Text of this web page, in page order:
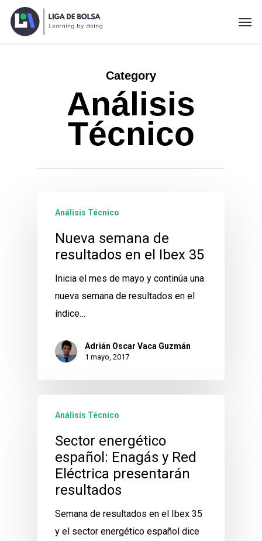
Skip
Category
Análisis
Técnico
Análisis Técnico
Nueva semana de
resultados en el Ibex 35
Inicia el mes de mayo y continúa una
nueva semana de resultados en el
índice…
Adrián Oscar Vaca Guzmán
1 mayo, 2017
Análisis Técnico
Sector energético
español: Enagás y Red
Eléctrica presentarán
resultados
Semana de resultados en el Ibex 35
y el sector energético español dice